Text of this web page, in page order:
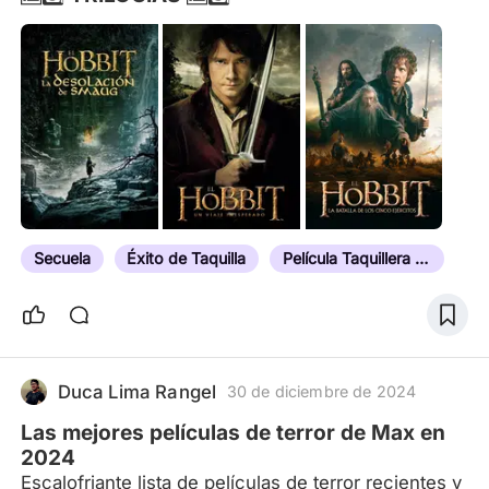
Secuela Éxito de Taquilla Película Taquillera de Su Año
Duca Lima Rangel 30 de diciembre de 2024
Las mejores películas de terror de Max en
2024
Escalofriante lista de películas de terror recientes y